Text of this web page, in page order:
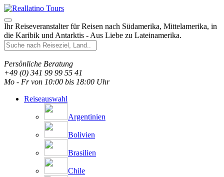
Ihr Reiseveranstalter für Reisen nach Südamerika, Mittelamerika, in
die Karibik und Antarktis - Aus Liebe zu Lateinamerika.
Persönliche Beratung
+49 (0) 341 99 99 55 41
Mo - Fr von 10:00 bis 18:00 Uhr
Reiseauswahl
Argentinien
Bolivien
Brasilien
Chile